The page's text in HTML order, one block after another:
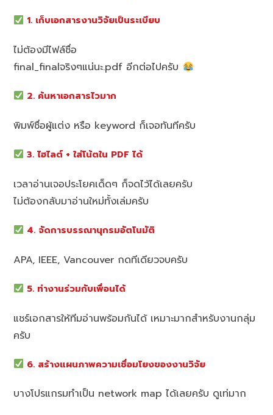
1. เก็บเอกสารงานวิจัยเป็นระเบียบ
ไม่ต้องมีไฟล์ชื่อ
final_finalจริงๆแน่นะ.pdf อีกต่อไปครับ
2. ค้นหาเอกสารไวมาก
พิมพ์ชื่อผู้แต่ง หรือ keyword ก็เจอทันทีครับ
3. ไฮไลต์ + ใส่โน้ตใน PDF ได้
เวลาอ่านเจอประโยคเด็ดๆ ก็จดไว้ได้เลยครับ
ไม่ต้องกลับมาอ่านใหม่ทั้งเล่มครับ
4. จัดการบรรณานุกรมอัตโนมัติ
APA, IEEE, Vancouver กดทีเดียวจบครับ
5. ทำงานร่วมกับเพื่อนได้
แชร์เอกสารให้ทีมอ่านพร้อมกันได้ เหมาะมากสำหรับงานกลุ่ม
ครับ
6. สร้างแผนภาพความเชื่อมโยงของงานวิจัย
บางโปรแกรมทำเป็น network map ได้เลยครับ ดูเท่มาก